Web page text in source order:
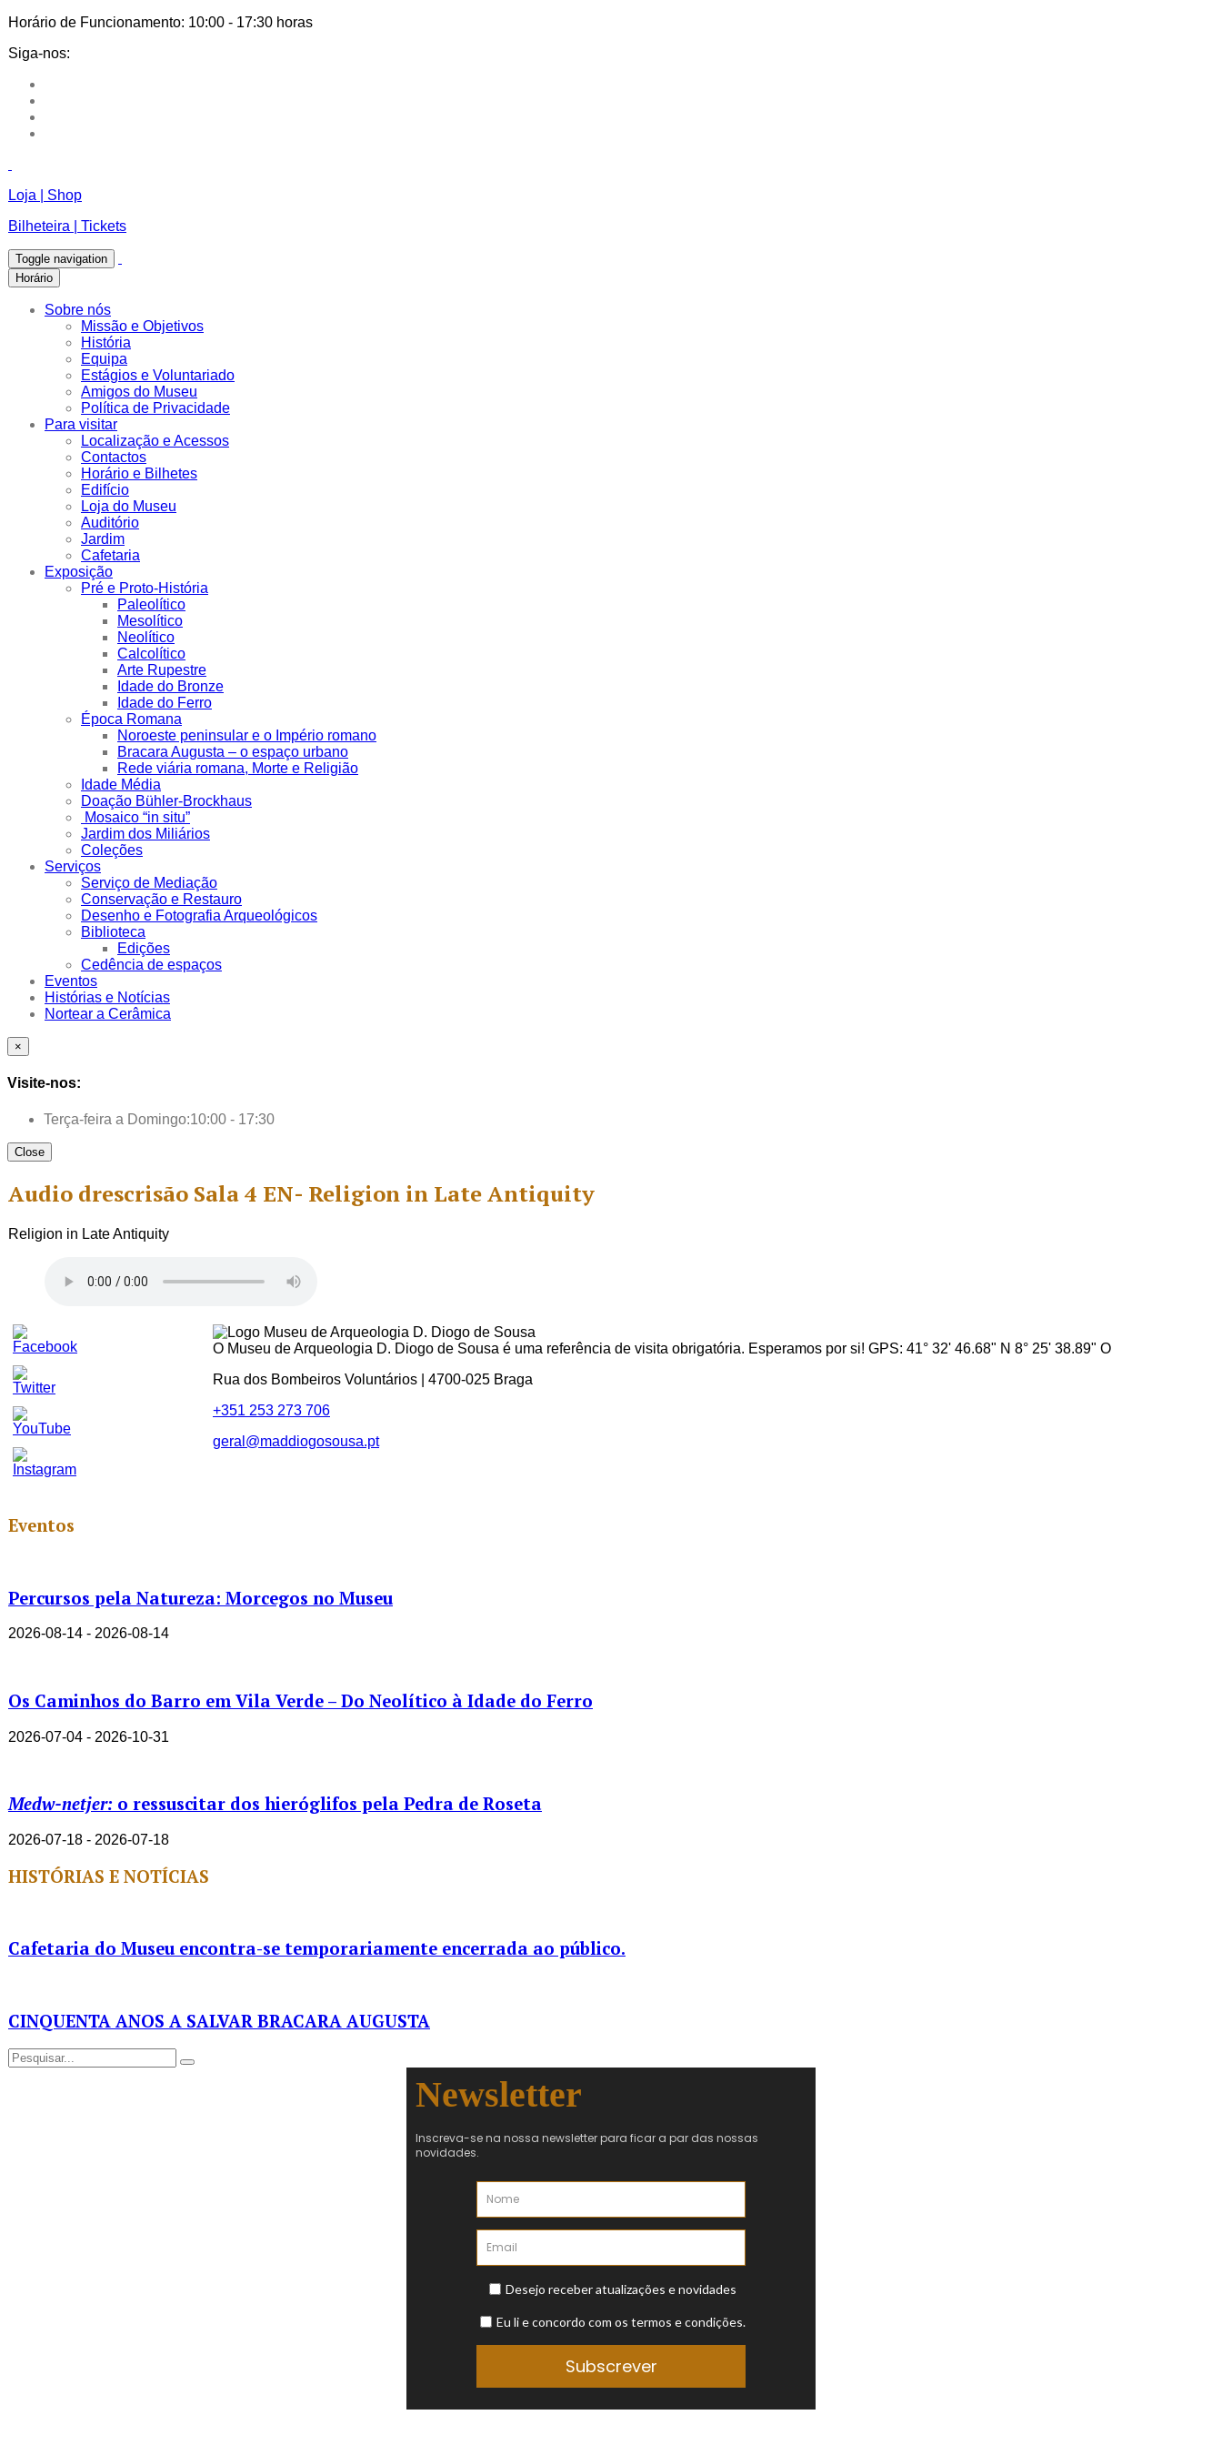
Horário de Funcionamento: 10:00 - 17:30 horas
Siga-nos:
Loja | Shop
Bilheteira | Tickets
Toggle navigation
Horário
Sobre nós
Missão e Objetivos
História
Equipa
Estágios e Voluntariado
Amigos do Museu
Política de Privacidade
Para visitar
Localização e Acessos
Contactos
Horário e Bilhetes
Edifício
Loja do Museu
Auditório
Jardim
Cafetaria
Exposição
Pré e Proto-História
Paleolítico
Mesolítico
Neolítico
Calcolítico
Arte Rupestre
Idade do Bronze
Idade do Ferro
Época Romana
Noroeste peninsular e o Império romano
Bracara Augusta – o espaço urbano
Rede viária romana, Morte e Religião
Idade Média
Doação Bühler-Brockhaus
Mosaico “in situ”
Jardim dos Miliários
Coleções
Serviços
Serviço de Mediação
Conservação e Restauro
Desenho e Fotografia Arqueológicos
Biblioteca
Edições
Cedência de espaços
Eventos
Histórias e Notícias
Nortear a Cerâmica
×
Visite-nos:
Terça-feira a Domingo:10:00 - 17:30
Close
Audio drescrisão Sala 4 EN- Religion in Late Antiquity
Religion in Late Antiquity
Set
Youtube
Channel
O Museu de Arqueologia D. Diogo de Sousa é uma referência de visita obrigatória. Esperamos por si! GPS: 41° 32' 46.68" N 8° 25' 38.89" O
Rua dos Bombeiros Voluntários | 4700-025 Braga
+351 253 273 706
geral@maddiogosousa.pt
Eventos
Percursos pela Natureza: Morcegos no Museu
2026-08-14 - 2026-08-14
Os Caminhos do Barro em Vila Verde – Do Neolítico à Idade do Ferro
2026-07-04 - 2026-10-31
Medw-netjer: o ressuscitar dos hieróglifos pela Pedra de Roseta
2026-07-18 - 2026-07-18
HISTÓRIAS E NOTÍCIAS
Cafetaria do Museu encontra-se temporariamente encerrada ao público.
CINQUENTA ANOS A SALVAR BRACARA AUGUSTA